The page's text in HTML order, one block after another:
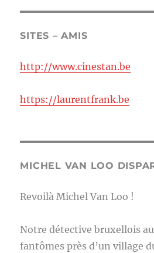
SITES – AMIS
http://www.cinestan.be
https://laurentfrank.be
MICHEL VAN LOO
Revoilà Michel Van Loo !
Notre détective bruxellois
fantômes près d’un village